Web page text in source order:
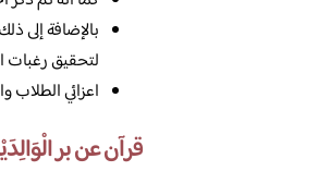
بالإضافة إلى
لتحقيق رغبات
اعزائي الطلاب
قرآن عن بر